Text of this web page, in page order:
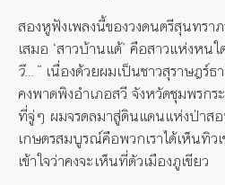
สองหูฟังเพลงนี้ของวงดนตรีสุนทรา
เสมอ ‘สาวบ้านแต้’ คือสาวแห่งหน
วี…” เนื่องด้วยผมเป็นชาวสุราษฎร์ธ
คงพาดพิงอำเภอสวี จังหวัดชุมพรก
ที่จู่ๆ ผมจรดลมาสู่ดินแดนแห่งป่าส
เกษตรสมบูรณ์คือพวกเราได้เห็นทิว
เข้าใจว่าคงจะเห็นที่ตัวเมืองภูเขียว